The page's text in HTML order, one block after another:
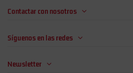
Contactar con nosotros
Síguenos en las redes
Newsletter